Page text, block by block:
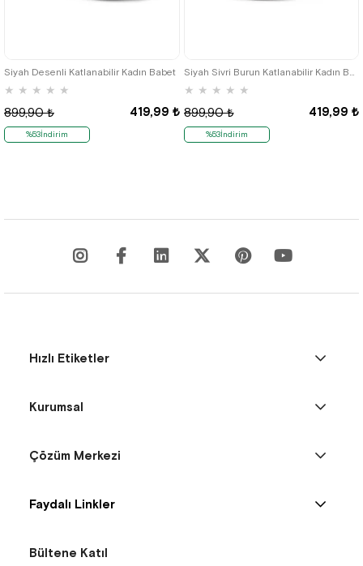
Siyah Desenli Katlanabilir Kadın Babet
★ ★ ★ ★ ★
419,99 ₺
899,90 ₺
%53İndirim
★ ★ ★ ★ ★
419,99 ₺
899,90 ₺
%53İndirim
Hızlı Etiketler
Kurumsal
Çözüm Merkezi
Faydalı Linkler
Bültene Katıl